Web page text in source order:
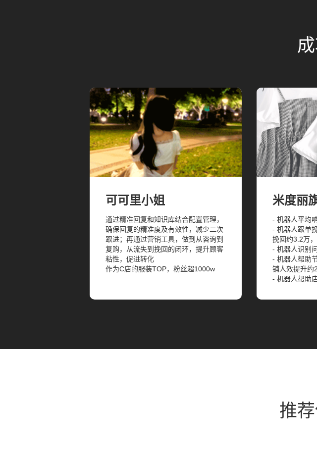
可可里小姐
通过精准回复和知识库结合配置管理，
确保回复的精准度及有效性，减少二次
跟进；再通过营销工具，做到从咨询到
复购，从流失到挽回的闭环，提升顾客
粘性，促进转化
作为C店的服装TOP，粉丝超1000w
米度丽
- 机器人平均
- 机器人跟单
挽回约3.2万
- 机器人识别
- 机器人帮助
铺人效提升约
- 机器人帮助
推